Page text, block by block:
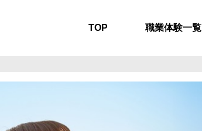
TOP 職業体験一覧